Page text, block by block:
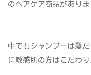
のヘアケア商品がありま
中でもシャンプーは髪
に敏感肌の方はこだわり